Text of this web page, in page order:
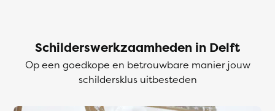
Schilderswerkzaamheden in Delft
Op een goedkope en betrouwbare manier jouw
schildersklus uitbesteden